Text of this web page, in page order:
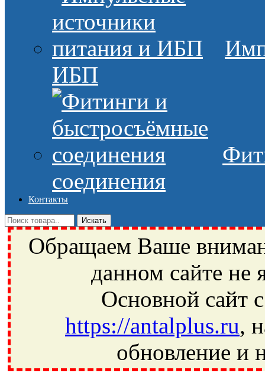
ИБП
соединения
Контакты
Обращаем Ваше
данном сайте не
Основной сайт
https://antalplus.ru,
обновление и